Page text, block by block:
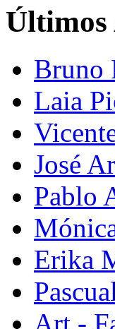
Últimos
Bruno
Laia
José
Pablo
Erika
Art -